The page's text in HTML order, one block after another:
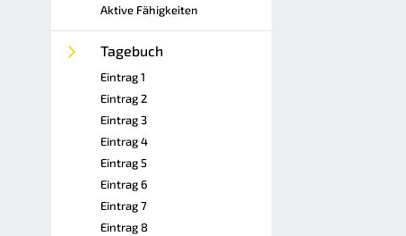
Aktive Fähigkeiten
Tagebuch
Eintrag 1
Eintrag 2
Eintrag 3
Eintrag 4
Eintrag 5
Eintrag 6
Eintrag 7
Eintrag 8